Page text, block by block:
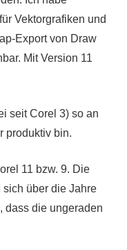
Vektorgrafiken und
Export von Draw
Mit Version 11
seit Corel 3) so an
produktiv bin.
11 bzw. 9. Die
über die Jahre
dass die ungeraden